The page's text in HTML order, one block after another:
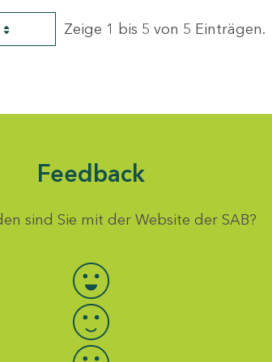
Zeige 1 bis 5 von 5 Einträgen.
Feedback
sind Sie mit der Website der SAB?
Bewertung auswählen